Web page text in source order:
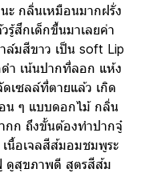
ะ กลิ่นเหมือนมากฝรั่ง
สึกเด็กขึ้นมาเลยค่า
ล์มสีขาว เป็น soft Lip
ำ เน้นปากที่ลอก แห้ง
เซลล์ที่ตายแล้ว เกิด
น ๆ แบบดอกไม้ กลิ่น
กก ถึงขั้นต้องทำปากจู๋
นื้อเจลสีส้มอมชมพูระ
ดูสุขภาพดี สูตรสีส้ม